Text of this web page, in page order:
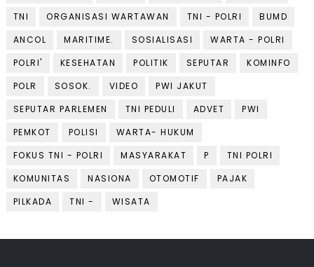
TNI
ORGANISASI WARTAWAN TNI - POLRI
BUMD
ANCOL
MARITIME. SOSIALISASI
WARTA - POLRI
POLRI'
KESEHATAN POLITIK SEPUTAR
KOMINFO
POLR
SOSOK. VIDEO
PWI JAKUT
SEPUTAR PARLEMEN
TNI PEDULI ADVET
PWI
PEMKOT
POLISI
WARTA- HUKUM
FOKUS TNI - POLRI
MASYARAKAT P
TNI POLRI
KOMUNITAS
NASIONA OTOMOTIF
PAJAK
PILKADA
TNI - WISATA